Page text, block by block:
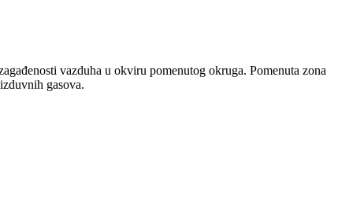
vazduha u okviru pomenutog okruga. Pomenuta zona
gasova.